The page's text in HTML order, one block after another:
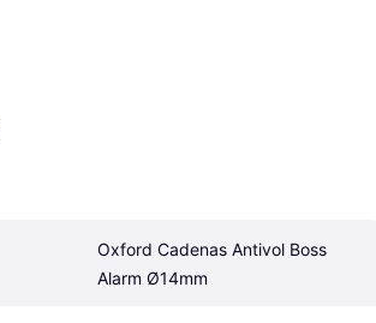
Oxford Cadenas Antivol Boss
Alarm Ø14mm